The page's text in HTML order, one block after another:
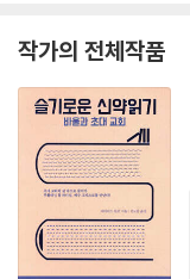
작가의 전체작품